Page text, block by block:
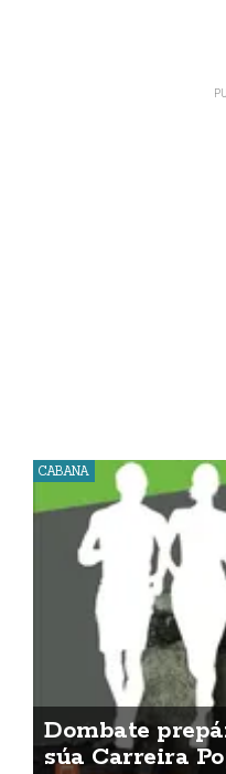
CABANA
Dombate
súa Carreira